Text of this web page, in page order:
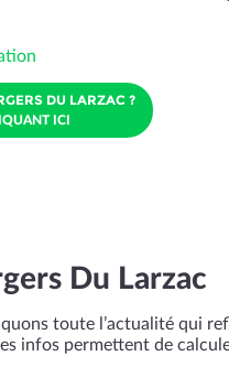
DU LARZAC ?
ICI
Du Larzac
toute l’actualité qui
infos permettent de